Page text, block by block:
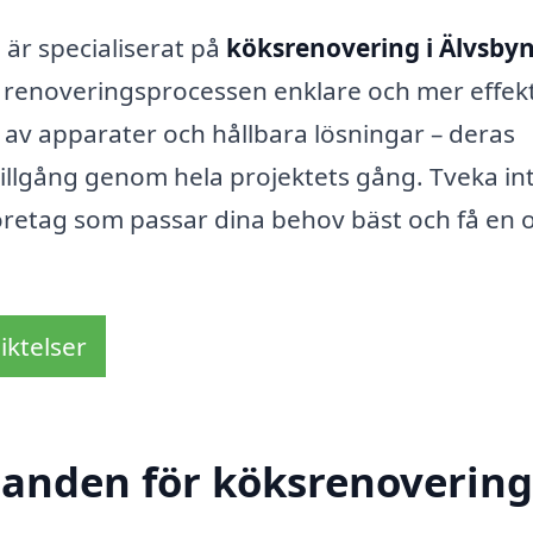
specialiserat på köksrenovering i
enklare och mer
apparater och hållbara lösningar – deras
genom hela projektets gång. Tveka
som passar dina behov bäst och få en
för